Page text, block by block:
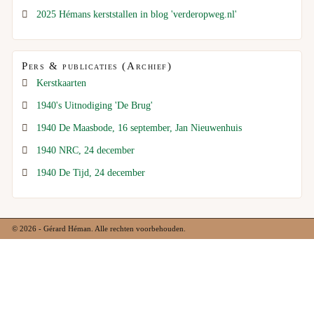
2025 Hémans kerststallen in blog 'verderopweg.nl'
Pers & publicaties (Archief)
Kerstkaarten
1940's Uitnodiging 'De Brug'
1940 De Maasbode, 16 september, Jan Nieuwenhuis
1940 NRC, 24 december
1940 De Tijd, 24 december
© 2026 - Gérard Héman. Alle rechten voorbehouden.